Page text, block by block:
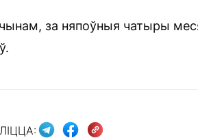
за няпоўныя чатыры